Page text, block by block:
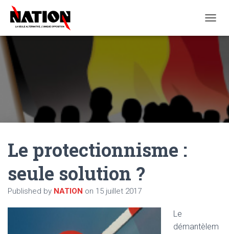
U
R
M
T
Le protectionnisme :
seule solution ?
Published by NATION on 15 juillet 2017
Le
démantèlem